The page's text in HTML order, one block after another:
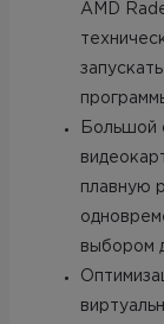
AMD
Большой
плавную
выбором